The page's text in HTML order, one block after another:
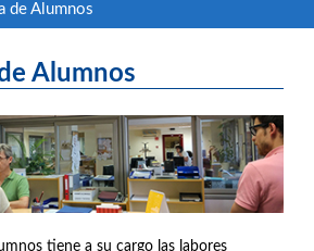
de Alumnos
Alumnos
tiene a su cargo las labores